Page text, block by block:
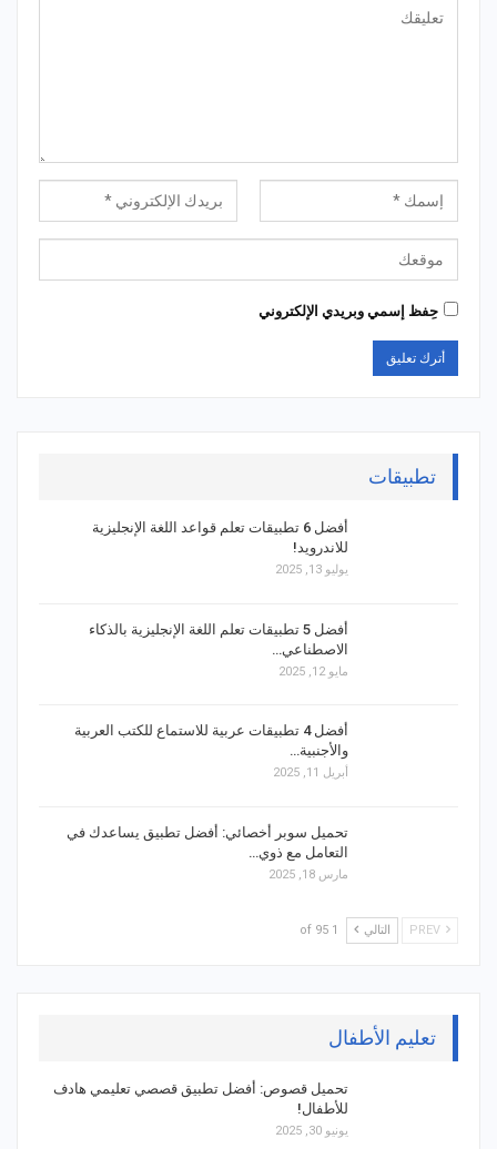
حِفظ إسمي وبريدي الإلكتروني
تطبيقات
أفضل 6 تطبيقات تعلم قواعد اللغة الإنجليزية
للاندرويد!
يوليو 13, 2025
أفضل 5 تطبيقات تعلم اللغة الإنجليزية بالذكاء
الاصطناعي…
مايو 12, 2025
أفضل 4 تطبيقات عربية للاستماع للكتب العربية
والأجنبية…
أبريل 11, 2025
تحميل سوبر أخصائي: أفضل تطبيق يساعدك في
التعامل مع ذوي…
مارس 18, 2025
التالي 1 of 95
تعليم الأطفال
تحميل قصوص: أفضل تطبيق قصصي تعليمي هادف
للأطفال!
يونيو 30, 2025